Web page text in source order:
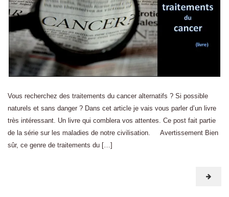
Vous recherchez des traitements du cancer alternatifs ? Si possible
naturels et sans danger ? Dans cet article je vais vous parler d’un livre
très intéressant. Un livre qui comblera vos attentes. Ce post fait partie
de la série sur les maladies de notre civilisation. Avertissement Bien
sûr, ce genre de traitements du […]